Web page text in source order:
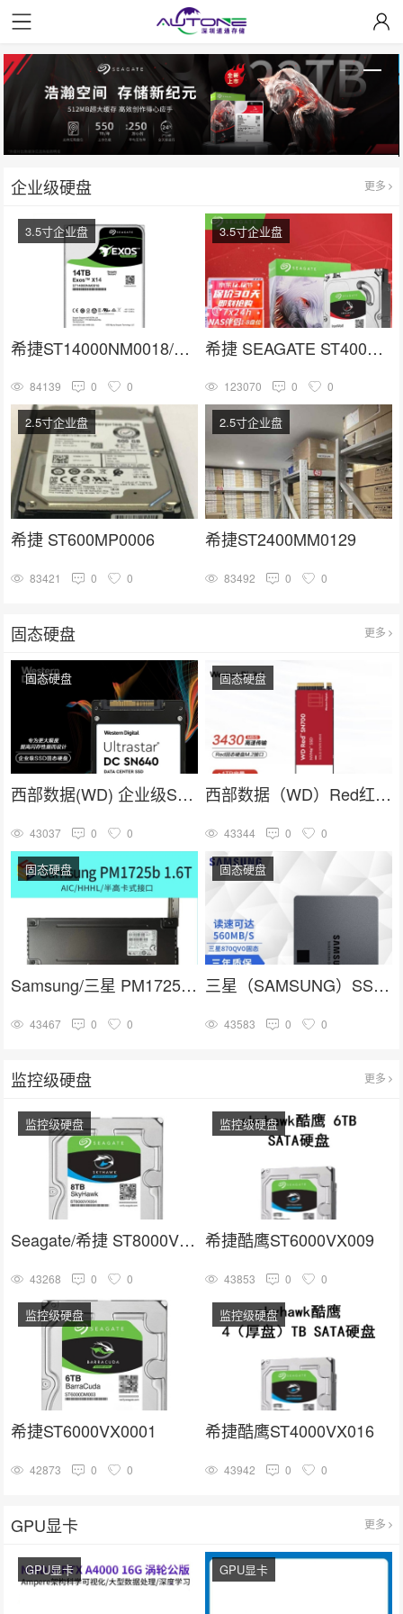
企业级硬盘 更多
希捷ST14000NM0018/ST14000NM001G 3.5寸SATA 14TB硬盘
3.5寸企业盘
84139 0 0
希捷 SEAGATE ST4000VN006
3.5寸企业盘
123070 0 0
希捷 ST600MP0006
2.5寸企业盘
83421 0 0
希捷ST2400MM0129
2.5寸企业盘
83492 0 0
固态硬盘 更多
西部数据(WD) 企业级SSD固态硬盘U.2接口（NVMe）SN640系列
固态硬盘
43037 0 0
西部数据（WD）Red红盘 nas网络存储专用固态硬盘 企业级服务器
固态硬盘
43344 0 0
Samsung/三星 PM1725b 1.6T HHHL PCIE卡式 企业级固态硬盘
固态硬盘
43467 0 0
三星（SAMSUNG）SSD固态硬盘 SATA3.0接口 870 QVO
固态硬盘
43583 0 0
监控级硬盘 更多
Seagate/希捷 ST8000VX004
监控级硬盘
43268 0 0
希捷酷鹰ST6000VX009
监控级硬盘
43853 0 0
希捷ST6000VX0001
监控级硬盘
42873 0 0
希捷酷鹰ST4000VX016
监控级硬盘
43942 0 0
GPU显卡 更多
GPU显卡 GPU显卡